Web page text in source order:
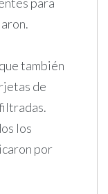
también
de
los
por